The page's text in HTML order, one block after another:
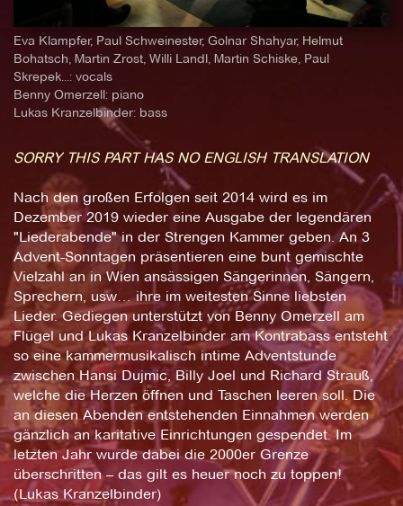
Eva Klampfer, Paul Schweinester, Golnar Shahyar, Helmut
Bohatsch, Martin Zrost, Willi Landl, Martin Schiske, Paul
Skrepek...: vocals
Benny Omerzell: piano
Lukas Kranzelbinder: bass
SORRY THIS PART HAS NO ENGLISH TRANSLATION
Nach den großen Erfolgen seit 2014 wird es im
Dezember 2019 wieder eine Ausgabe der legendären
"Liederabende" in der Strengen Kammer geben. An 3
Advent-Sonntagen präsentieren eine bunt gemischte
Vielzahl an in Wien ansässigen Sängerinnen, Sängern,
Sprechern, usw… ihre im weitesten Sinne liebsten
Lieder. Gediegen unterstützt von Benny Omerzell am
Flügel und Lukas Kranzelbinder am Kontrabass entsteht
so eine kammermusikalisch intime Adventstunde
zwischen Hansi Dujmic, Billy Joel und Richard Strauß,
welche die Herzen öffnen und Taschen leeren soll. Die
an diesen Abenden entstehenden Einnahmen werden
gänzlich an karitative Einrichtungen gespendet. Im
letzten Jahr wurde dabei die 2000er Grenze
überschritten – das gilt es heuer noch zu toppen!
(Lukas Kranzelbinder)